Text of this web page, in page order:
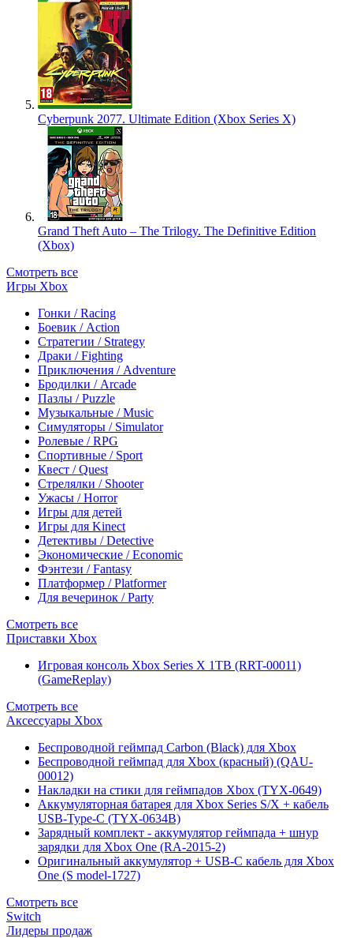
Cyberpunk 2077. Ultimate Edition (Xbox Series X)
Grand Theft Auto – The Trilogy. The Definitive Edition
(Xbox)
Смотреть все
Игры Xbox
Гонки / Racing
Боевик / Action
Стратегии / Strategy
Драки / Fighting
Приключения / Adventure
Бродилки / Arcade
Пазлы / Puzzle
Музыкальные / Music
Симуляторы / Simulator
Ролевые / RPG
Спортивные / Sport
Квест / Quest
Стрелялки / Shooter
Ужасы / Horror
Игры для детей
Игры для Kinect
Детективы / Detective
Экономические / Economic
Фэнтези / Fantasy
Платформер / Platformer
Для вечеринок / Party
Смотреть все
Приставки Xbox
Игровая консоль Xbox Series X 1TB (RRT-00011)
(GameReplay)
Смотреть все
Аксессуары Xbox
Беспроводной геймпад Carbon (Black) для Xbox
Беспроводной геймпад для Xbox (красный) (QAU-
00012)
Накладки на стики для геймпадов Xbox (TYX-0649)
Аккумуляторная батарея для Xbox Series S/X + кабель
USB-Type-C (TYX-0634B)
Зарядный комплект - аккумулятор геймпада + шнур
зарядки для Xbox One (RA-2015-2)
Оригинальный аккумулятор + USB-C кабель для Xbox
One (S model-1727)
Смотреть все
Switch
Лидеры продаж